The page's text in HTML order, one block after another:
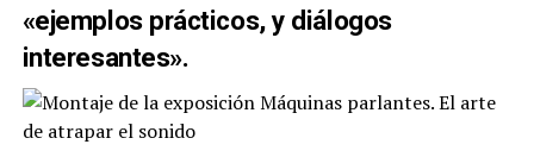
«ejemplos prácticos, y diálogos
interesantes».